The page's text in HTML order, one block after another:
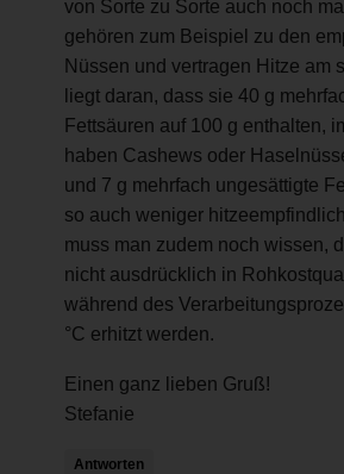
von Sorte zu Sorte auch noch
gehören zum Beispiel zu den
Nüssen und vertragen Hitze am
liegt daran, dass sie 40 g
Fettsäuren auf 100 g enthalten,
haben Cashews oder
und 7 g mehrfach ungesättigte
so auch weniger
muss man zudem noch wissen,
nicht ausdrücklich in
während des
°C erhitzt werden.
Einen ganz lieben Gruß!
Stefanie
Antworten